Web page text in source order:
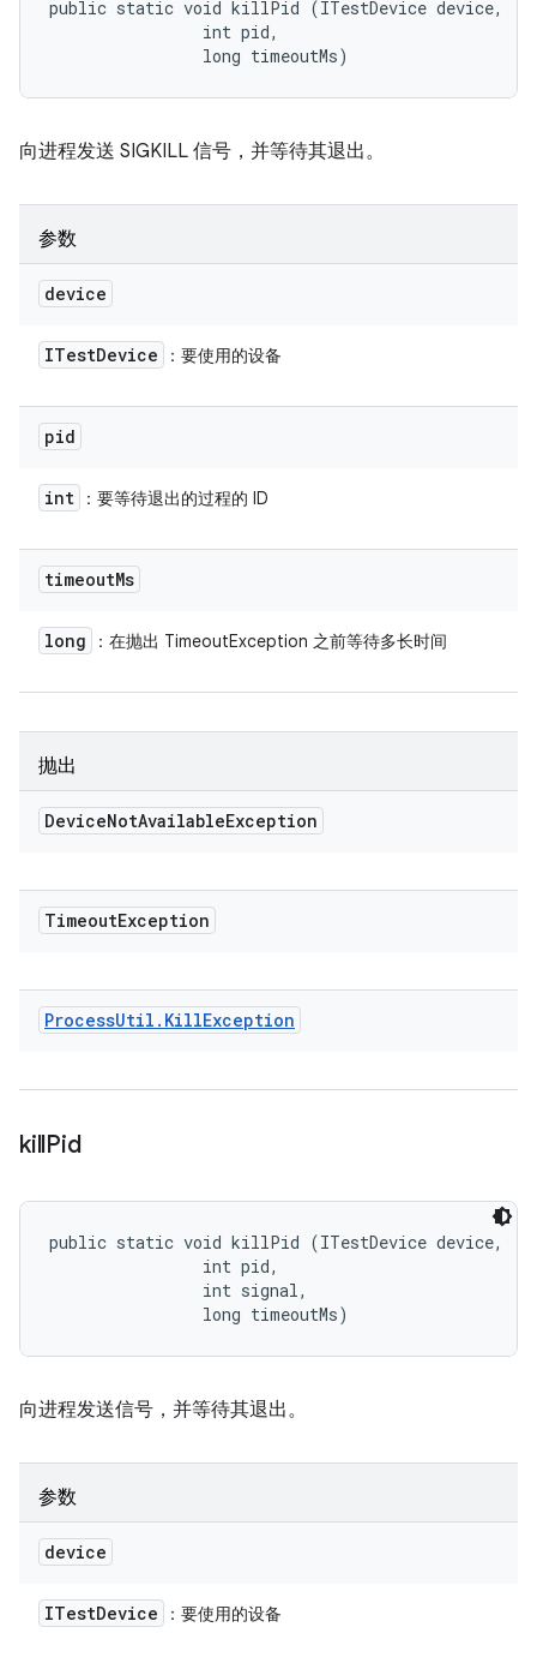
public static void killPid (ITestDevice device,
                int pid,
                long timeoutMs)
向进程发送 SIGKILL 信号，并等待其退出。
参数
device
ITestDevice ：要使用的设备
pid
int ：要等待退出的过程的 ID
timeoutMs
long ：在抛出 TimeoutException 之前等待多长时间
抛出
DeviceNotAvailableException
TimeoutException
ProcessUtil . KillException
killPid
public static void killPid (ITestDevice device,
                int pid,
                int signal,
                long timeoutMs)
向进程发送信号，并等待其退出。
参数
device
ITestDevice ：要使用的设备